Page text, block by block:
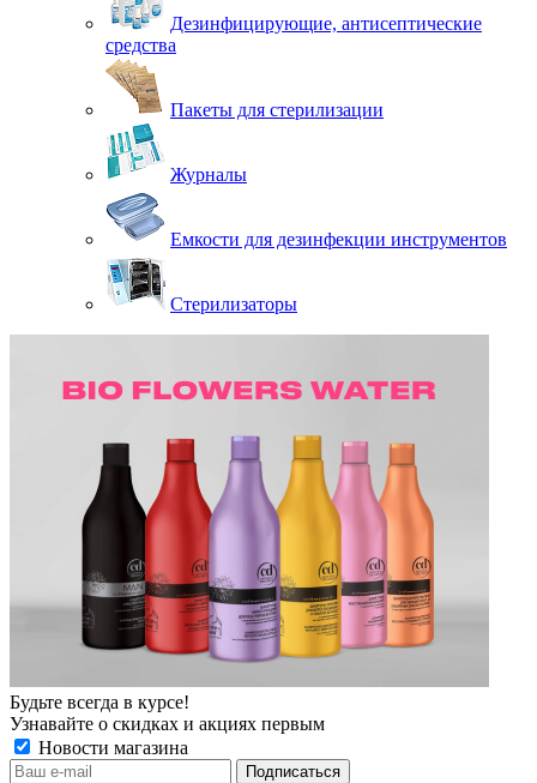
Дезинфицирующие, антисептические
средства
Пакеты для стерилизации
Журналы
Емкости для дезинфекции инструментов
Стерилизаторы
Будьте всегда в курсе!
Узнавайте о скидках и акциях первым
Новости магазина